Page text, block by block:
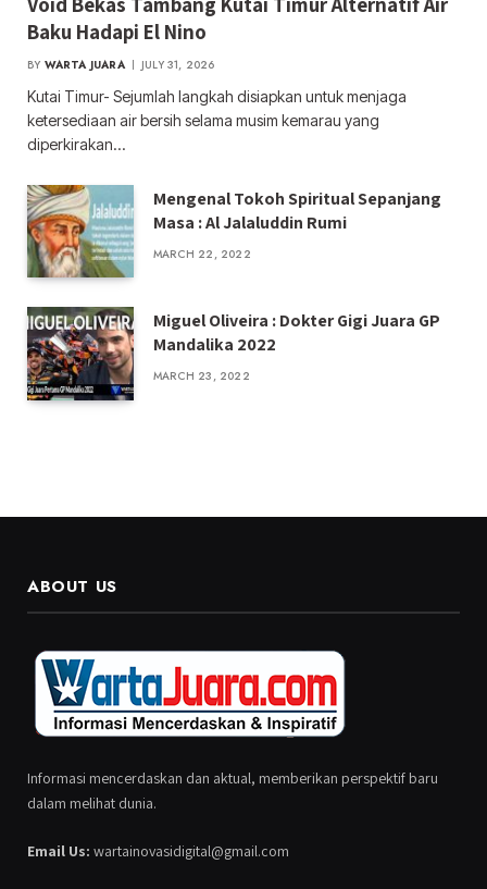
Baku Hadapi El Nino
BY WARTA JUARA JULY 31, 2026
Kutai Timur- Sejumlah langkah disiapkan untuk menjaga
ketersediaan air bersih selama musim kemarau yang
diperkirakan…
Mengenal Tokoh Spiritual Sepanjang
Masa : Al Jalaluddin Rumi
MARCH 22, 2022
Miguel Oliveira : Dokter Gigi Juara GP
Mandalika 2022
MARCH 23, 2022
ABOUT US
Informasi mencerdaskan dan aktual, memberikan perspektif baru
dalam melihat dunia.
Email Us: wartainovasidigital@gmail.com